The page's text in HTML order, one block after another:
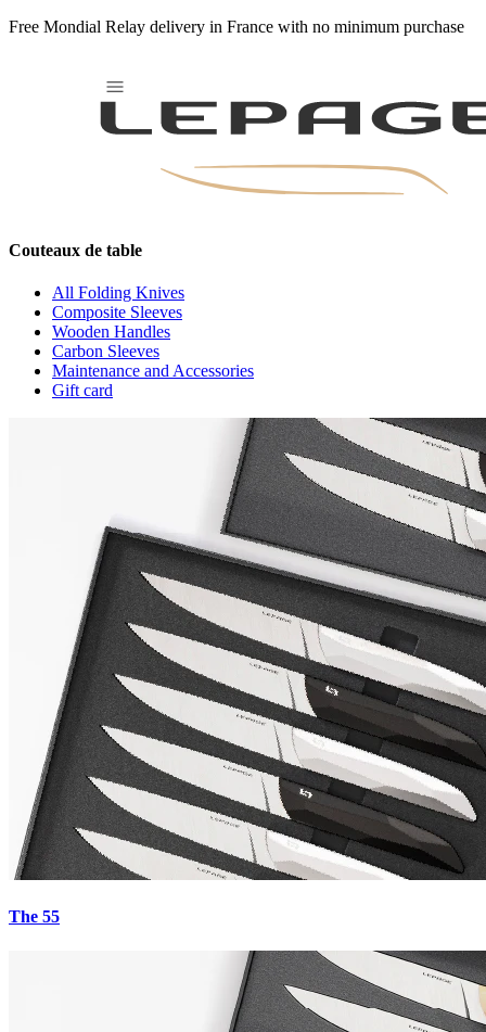
Free Mondial Relay delivery in France with no minimum purchase
Couteaux de table
All Folding Knives
Composite Sleeves
Wooden Handles
Carbon Sleeves
Maintenance and Accessories
Gift card
The 55
Mars-Valley